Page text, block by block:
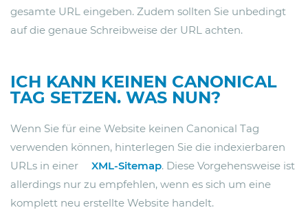
gesamte URL eingeben. Zudem sollten Sie unbedingt
auf die genaue Schreibweise der URL achten.
ICH KANN KEINEN CANONICAL
TAG SETZEN. WAS NUN?
Wenn Sie für eine Website keinen Canonical Tag
verwenden können, hinterlegen Sie die indexierbaren
URLs in einer
XML-Sitemap. Diese Vorgehensweise ist
allerdings nur zu empfehlen, wenn es sich um eine
komplett neu erstellte Website handelt.